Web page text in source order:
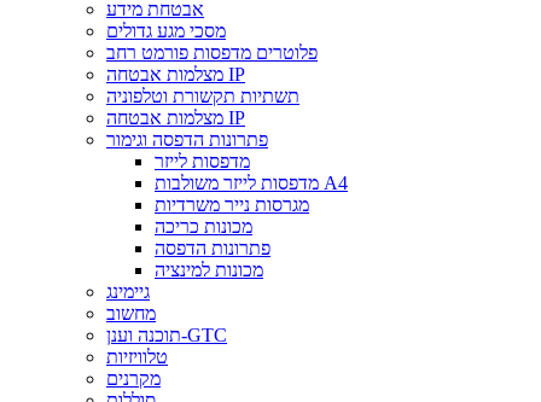
אבטחת מידע
מסכי מגע גדולים
פלוטרים מדפסות פורמט רחב
מצלמות אבטחה IP
תשתיות תקשורת וטלפוניה
מצלמות אבטחה IP
פתרונות הדפסה וגימור
מדפסות לייזר
מדפסות לייזר משולבות A4
מגרסות נייר משרדיות
מכונות כריכה
פתרונות הדפסה
מכונות למינציה
גיימינג
מחשוב
תוכנה וענן-GTC
טלוויזיות
מקרנים